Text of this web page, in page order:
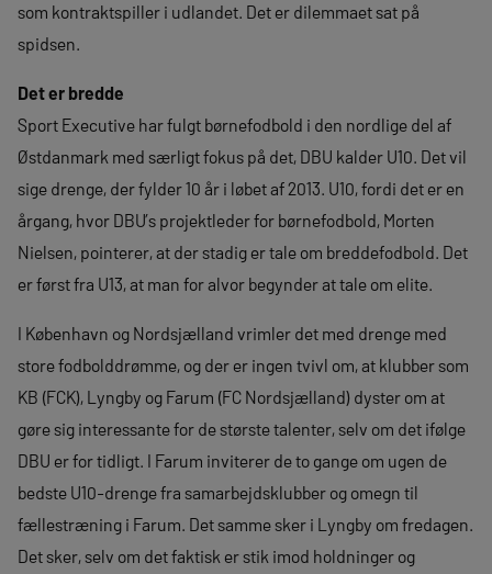
som kontraktspiller i udlandet. Det er dilemmaet sat på
spidsen.
Det er bredde
Sport Executive har fulgt børnefodbold i den nordlige del af
Østdanmark med særligt fokus på det, DBU kalder U10. Det vil
sige drenge, der fylder 10 år i løbet af 2013. U10, fordi det er en
årgang, hvor DBU’s projektleder for børnefodbold, Morten
Nielsen, pointerer, at der stadig er tale om breddefodbold. Det
er først fra U13, at man for alvor begynder at tale om elite.
I København og Nordsjælland vrimler det med drenge med
store fodbolddrømme, og der er ingen tvivl om, at klubber som
KB (FCK), Lyngby og Farum (FC Nordsjælland) dyster om at
gøre sig interessante for de største talenter, selv om det ifølge
DBU er for tidligt. I Farum inviterer de to gange om ugen de
bedste U10-drenge fra samarbejdsklubber og omegn til
fællestræning i Farum. Det samme sker i Lyngby om fredagen.
Det sker, selv om det faktisk er stik imod holdninger og